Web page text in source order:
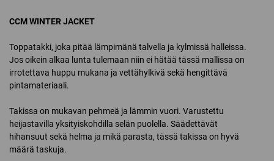
CCM WINTER JACKET
Toppatakki, joka pitää lämpimänä talvella ja kylmissä halleissa.
Jos oikein alkaa lunta tulemaan niin ei hätää tässä mallissa on
irrotettava huppu mukana ja vettähylkivä sekä hengittävä
pintamateriaali.
Takissa on mukavan pehmeä ja lämmin vuori. Varustettu
heijastavilla yksityiskohdilla selän puolella. Säädettävät
hihansuut sekä helma ja mikä parasta, tässä takissa on hyvä
määrä taskuja.